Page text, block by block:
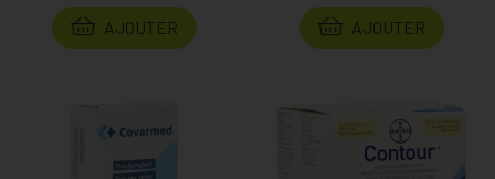
AJOUTER
AJOUTER